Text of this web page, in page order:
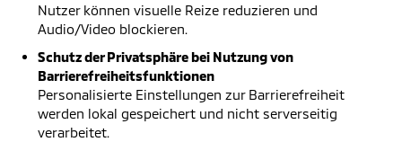
Nutzer können visuelle Reize reduzieren und
Audio/Video blockieren.
Schutz der Privatsphäre bei Nutzung von
Barrierefreiheitsfunktionen
Personalisierte Einstellungen zur Barrierefreiheit
werden lokal gespeichert und nicht serverseitig
verarbeitet.